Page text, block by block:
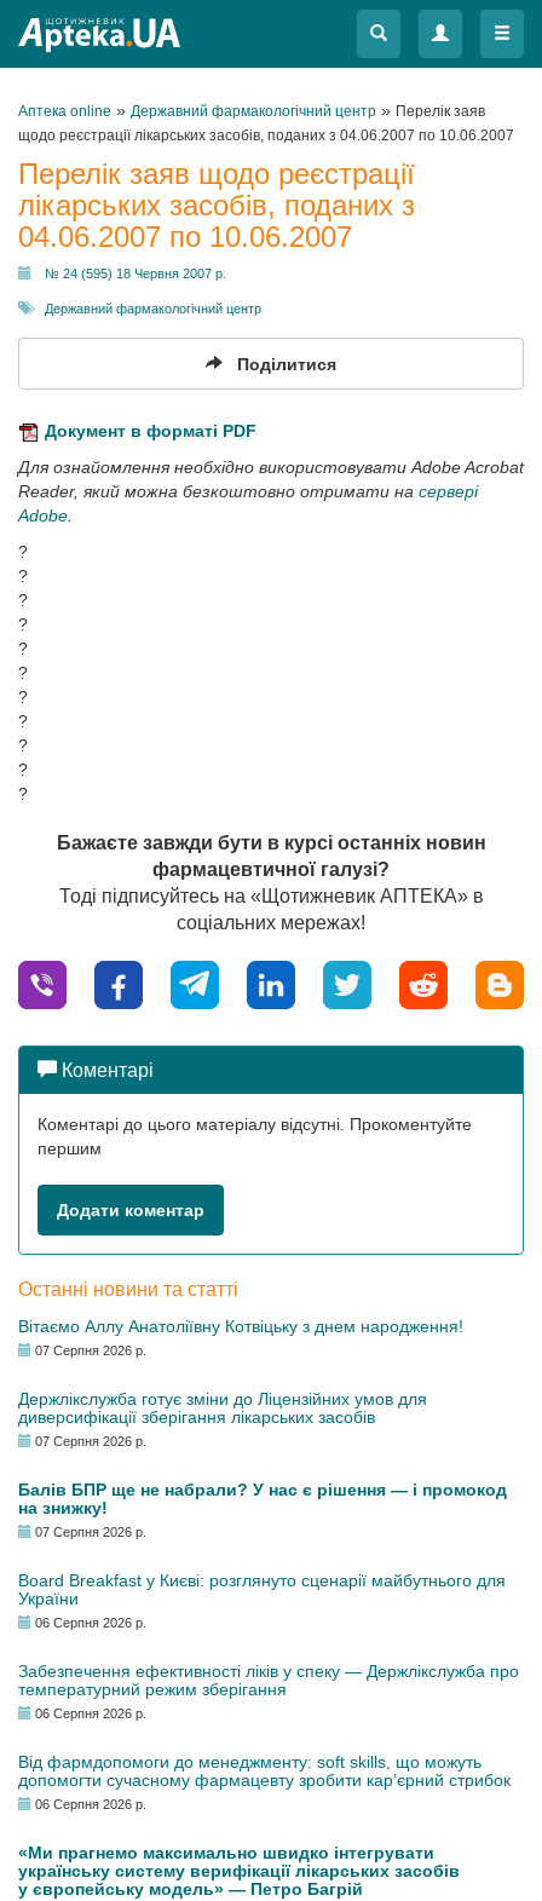
Меню
Меню
Аптека online » Державний фармакологічний центр » Перелік заяв
щодо реєстрації лікарських засобів, поданих з 04.06.2007 по 10.06.2007
Перелік заяв щодо реєстрації
лікарських засобів, поданих з
04.06.2007 по 10.06.2007
№ 24 (595) 18 Червня 2007 р.
Державний фармакологічний центр
Поділитися
Документ в форматі PDF
Для ознайомлення необхідно використовувати Adobe Acrobat
Reader, який можна безкоштовно отримати на сервері
Adobe.
?
?
?
?
?
?
?
?
?
?
?
Бажаєте завжди бути в курсі останніх новин
фармацевтичної галузі?
Тоді підписуйтесь на «Щотижневик АПТЕКА» в
соціальних мережах!
Коментарі
Коментарі до цього матеріалу відсутні. Прокоментуйте
першим
Додати коментар
Останні новини та статті
Вітаємо Аллу Анатоліївну Котвіцьку з днем народження!
07 Серпня 2026 р.
Держлікслужба готує зміни до Ліцензійних умов для
диверсифікації зберігання лікарських засобів
07 Серпня 2026 р.
Балів БПР ще не набрали? У нас є рішення — і промокод
на знижку!
07 Серпня 2026 р.
Board Breakfast у Києві: розглянуто сценарії майбутнього для
України
06 Серпня 2026 р.
Забезпечення ефективності ліків у спеку — Держлікслужба про
температурний режим зберігання
06 Серпня 2026 р.
Від фармдопомоги до менеджменту: soft skills, що можуть
допомогти сучасному фармацевту зробити кар’єрний стрибок
06 Серпня 2026 р.
«Ми прагнемо максимально швидко інтегрувати
українську систему верифікації лікарських засобів
у європейську модель» — Петро Багрій